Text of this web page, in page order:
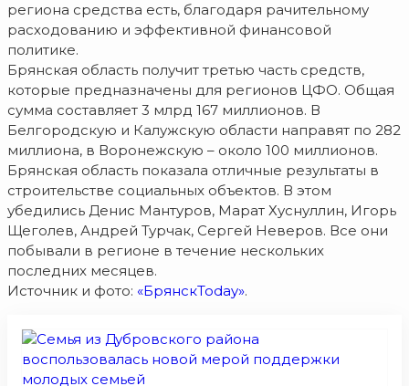
региона средства есть, благодаря рачительному
расходованию и эффективной финансовой
политике.
Брянская область получит третью часть средств,
которые предназначены для регионов ЦФО. Общая
сумма составляет 3 млрд 167 миллионов. В
Белгородскую и Калужскую области направят по 282
миллиона, в Воронежскую – около 100 миллионов.
Брянская область показала отличные результаты в
строительстве социальных объектов. В этом
убедились Денис Мантуров, Марат Хуснуллин, Игорь
Щеголев, Андрей Турчак, Сергей Неверов. Все они
побывали в регионе в течение нескольких
последних месяцев.
Источник и фото: «БрянскToday».